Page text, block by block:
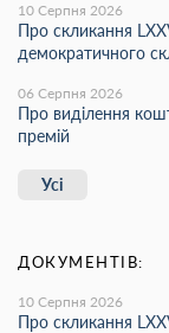
10 Серпня 2026
Про скликання
демократичного
06 Серпня 2026
Про виділення
премій
Усі
ДОКУМЕНТІВ:
10 Серпня 2026
Про скликання